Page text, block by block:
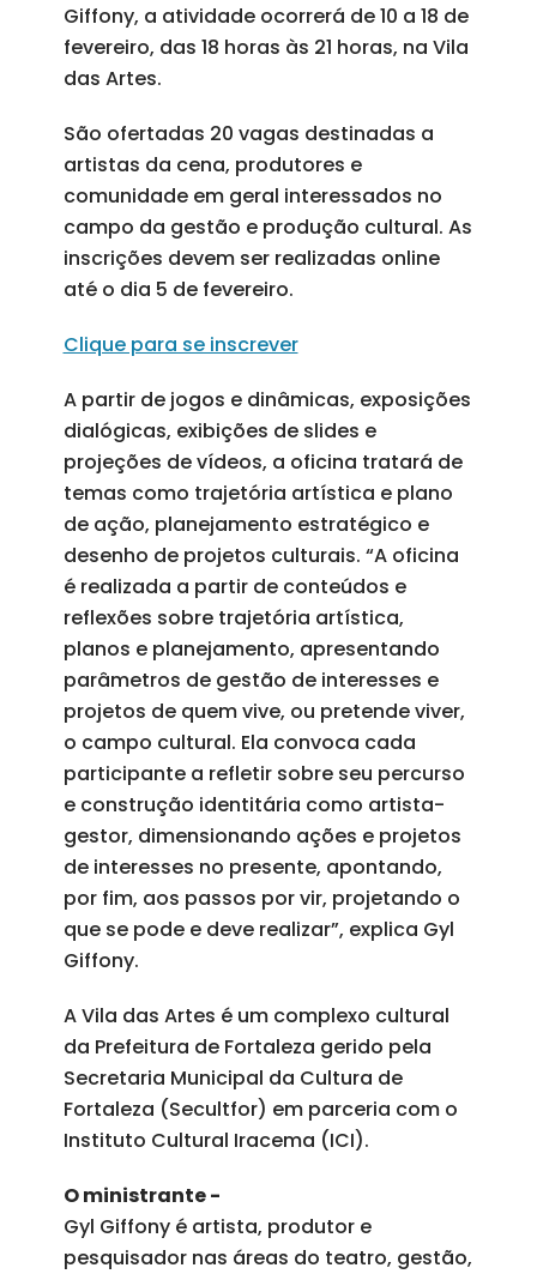
Giffony, a atividade ocorrerá de 10 a 18 de
fevereiro, das 18 horas às 21 horas, na Vila
das Artes.
São ofertadas 20 vagas destinadas a
artistas da cena, produtores e
comunidade em geral interessados no
campo da gestão e produção cultural. As
inscrições devem ser realizadas online
até o dia 5 de fevereiro.
Clique para se inscrever
A partir de jogos e dinâmicas, exposições
dialógicas, exibições de slides e
projeções de vídeos, a oficina tratará de
temas como trajetória artística e plano
de ação, planejamento estratégico e
desenho de projetos culturais. “A oficina
é realizada a partir de conteúdos e
reflexões sobre trajetória artística,
planos e planejamento, apresentando
parâmetros de gestão de interesses e
projetos de quem vive, ou pretende viver,
o campo cultural. Ela convoca cada
participante a refletir sobre seu percurso
e construção identitária como artista-
gestor, dimensionando ações e projetos
de interesses no presente, apontando,
por fim, aos passos por vir, projetando o
que se pode e deve realizar”, explica Gyl
Giffony.
A Vila das Artes é um complexo cultural
da Prefeitura de Fortaleza gerido pela
Secretaria Municipal da Cultura de
Fortaleza (Secultfor) em parceria com o
Instituto Cultural Iracema (ICI).
O ministrante -
Gyl Giffony é artista, produtor e
pesquisador nas áreas do teatro, gestão,